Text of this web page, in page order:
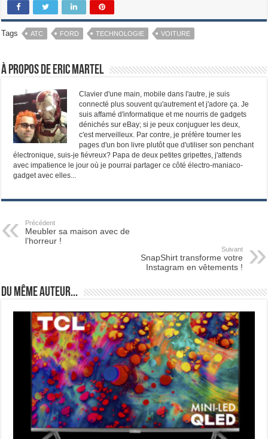
Tags ATC FORD TECHNOLOGIE VOITURE
À propos de Eric Martel
Clavier d'une main, mobile dans l'autre, je suis
connecté plus souvent qu'autrement et j'adore ça. Je
suis affamé d'informatique et me nourris de gadgets
dénichés sur eBay; si je peux conjuguer les deux,
c'est merveilleux. Par contre, je préfère tourner les
pages d'un bon livre plutôt que d'utiliser son penchant
électronique, suis-je fiévreux? Papa de deux petites gripettes, j'attends
avec impatience le jour où je pourrai partager ce côté électro-maniaco-
gadget avec elles...
Précédent
Meubler sa maison avec de
l’horreur !
Suivant
SnapShirt transforme votre
Instagram en vêtements !
Du même auteur...